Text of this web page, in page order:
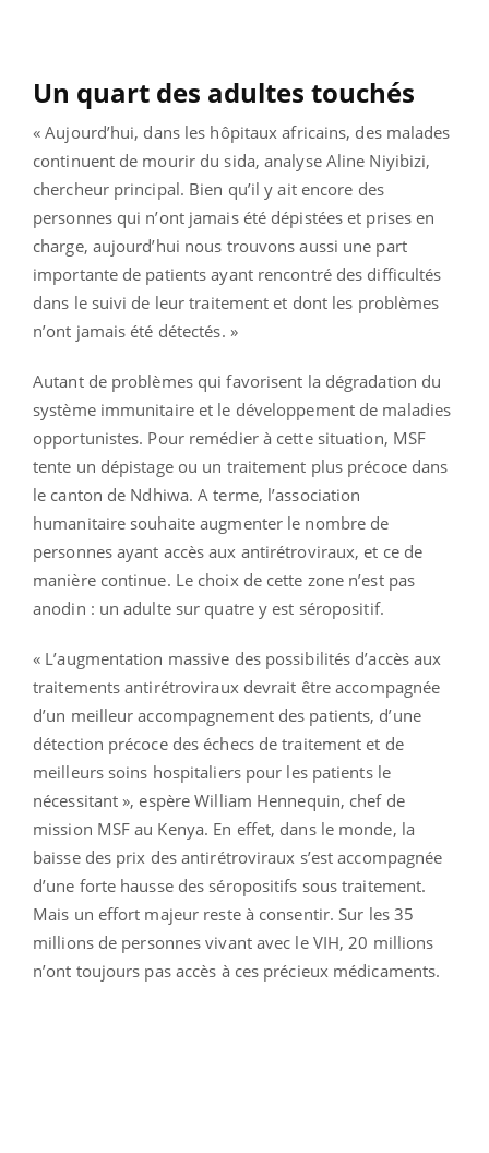
Un quart des adultes touchés
« Aujourd’hui, dans les hôpitaux africains, des malades
continuent de mourir du sida, analyse Aline Niyibizi,
chercheur principal. Bien qu’il y ait encore des
personnes qui n’ont jamais été dépistées et prises en
charge, aujourd’hui nous trouvons aussi une part
importante de patients ayant rencontré des difficultés
dans le suivi de leur traitement et dont les problèmes
n’ont jamais été détectés. »
Autant de problèmes qui favorisent la dégradation du
système immunitaire et le développement de maladies
opportunistes. Pour remédier à cette situation, MSF
tente un dépistage ou un traitement plus précoce dans
le canton de Ndhiwa. A terme, l’association
humanitaire souhaite augmenter le nombre de
personnes ayant accès aux antirétroviraux, et ce de
manière continue. Le choix de cette zone n’est pas
anodin : un adulte sur quatre y est séropositif.
« L’augmentation massive des possibilités d’accès aux
traitements antirétroviraux devrait être accompagnée
d’un meilleur accompagnement des patients, d’une
détection précoce des échecs de traitement et de
meilleurs soins hospitaliers pour les patients le
nécessitant », espère William Hennequin, chef de
mission MSF au Kenya. En effet, dans le monde, la
baisse des prix des antirétroviraux s’est accompagnée
d’une forte hausse des séropositifs sous traitement.
Mais un effort majeur reste à consentir. Sur les 35
millions de personnes vivant avec le VIH, 20 millions
n’ont toujours pas accès à ces précieux médicaments.